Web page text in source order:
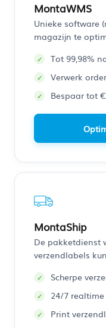
MontaWMS
Unieke software
magazijn te
Tot 99,98%
Verwerk
Bespaar tot
MontaShip
De pakketdienst
verzendlabels
Scherpe
24/7
Print